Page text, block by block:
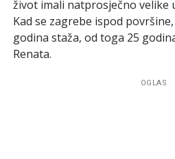
život imali natprosječno velike
Kad se zagrebe ispod
godina staža, od toga 25
Renata.
OGLAS